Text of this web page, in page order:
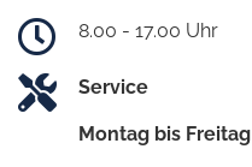
8.00 - 17.00 Uhr
Service
Montag bis Freitag